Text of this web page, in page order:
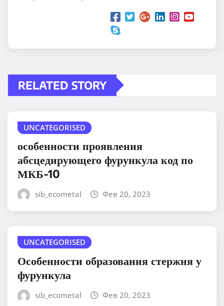
RELATED STORY
UNCATEGORISED
особенности проявления
абсцедирующего фурункула код по
МКБ-10
sib_ecometal Фев 20, 2023
UNCATEGORISED
Особенности образования стержня у
фурункула
sib_ecometal Фев 20, 2023